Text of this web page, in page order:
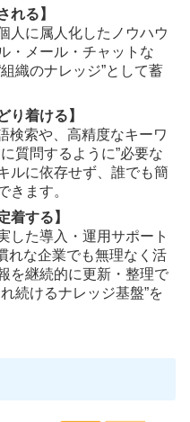
れる】
人に属人化したノウハウ
・メール・チャットな
織のナレッジ”として蓄
り着ける】
検索や、高精度なキーワ
質問するように”必要な
ルに依存せず、誰でも簡
きます。
着する】
した導入・運用サポート
れな企業でも無理なく活
を継続的に更新・整理で
続けるナレッジ基盤”を